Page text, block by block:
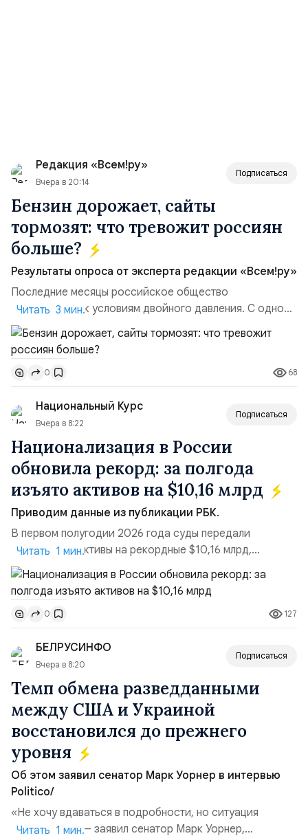
Редакция «Всем!ру»
Вчера в 20:14
Подписаться
Бензин дорожает, сайты
тормозят: что тревожит россиян
больше?
Результаты опроса от эксперта редакции «Всем!ру»
Последние месяцы российское общество
адаптируется к условиям двойного давления. С одной
стороны, происходит рост цен на товары первой
необходимости, инфляция и локальные сбои в
поставках бензина. А с другой – технологическая
турбулентность: перебои в работе интернета,
блокировки сайтов, необходимость осваивать VPN и
российские платформы.Что из этого бье...
Читать 3 мин.
0 68
Национальный Курс
Вчера в 8:22
Подписаться
Национализация в России
обновила рекорд: за полгода
изъято активов на $10,16 млрд
Приводим данные из публикации РБК.
В первом полугодии 2026 года суды передали
государству активы на рекордные $10,16 млрд,
подсчитали аналитики AK&M. Это в 2,5 раза больше,
чем за аналогичный период 2025 года ($3,95 млрд).
Всего зафиксировано 15 национализационных
транзакций, которые обеспечили 42,2% денежного
объёма всего российского рынка слияний и
поглощений. Крупнейшей ...
Читать 1 мин.
0 127
БЕЛРУСИНФО
Вчера в 8:20
Подписаться
Темп обмена разведданными
между США и Украиной
восстановился до прежнего
уровня
Об этом заявил сенатор Марк Уорнер в интервью
Politico/
«Не хочу вдаваться в подробности, но ситуация
улучшилась», — заявил сенатор Марк Уорнер,
Читать 1 мин.